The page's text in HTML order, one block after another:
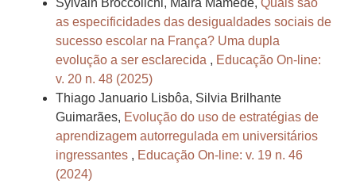
Sylvain Broccolichi, Maira Mamede, Quais são
as especificidades das desigualdades sociais de
sucesso escolar na França? Uma dupla
evolução a ser esclarecida , Educação On-line:
v. 20 n. 48 (2025)
Thiago Januario Lisbôa, Silvia Brilhante
Guimarães, Evolução do uso de estratégias de
aprendizagem autorregulada em universitários
ingressantes , Educação On-line: v. 19 n. 46
(2024)